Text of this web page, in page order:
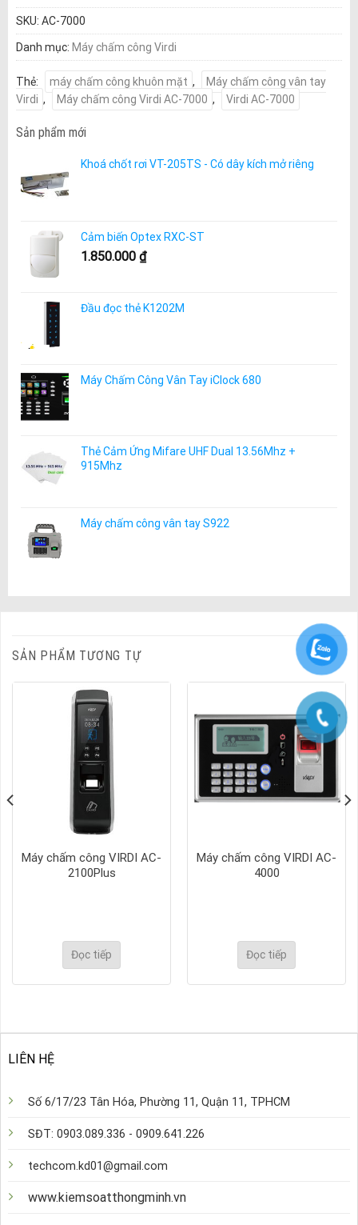
SKU: AC-7000
Danh mục: Máy chấm công Virdi
Thẻ: máy chấm công khuôn mặt ,
Máy chấm công vân tay
Virdi , Máy chấm công Virdi AC-7000 , Virdi AC-7000
Sản phẩm mới
Khoá chốt rơi VT-205TS - Có dây kích mở riêng
Cảm biến Optex RXC-ST
1.850.000 ₫
Đầu đọc thẻ K1202M
Máy Chấm Công Vân Tay iClock 680
Thẻ Cảm Ứng Mifare UHF Dual 13.56Mhz +
915Mhz
Máy chấm công vân tay S922
SẢN PHẨM TƯƠNG TỰ
Máy chấm công VIRDI AC-
2100Plus
Đọc tiếp
Máy chấm công VIRDI AC-
4000
Đọc tiếp
LIÊN HỆ
Số 6/17/23 Tân Hóa, Phường 11, Quận 11, TPHCM
SĐT: 0903.089.336 - 0909.641.226
techcom.kd01@gmail.com
www.kiemsoatthongminh.vn